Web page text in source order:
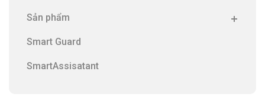
Sản phẩm
Smart Guard
SmartAssisatant